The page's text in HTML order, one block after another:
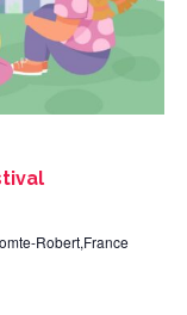
Robert,France